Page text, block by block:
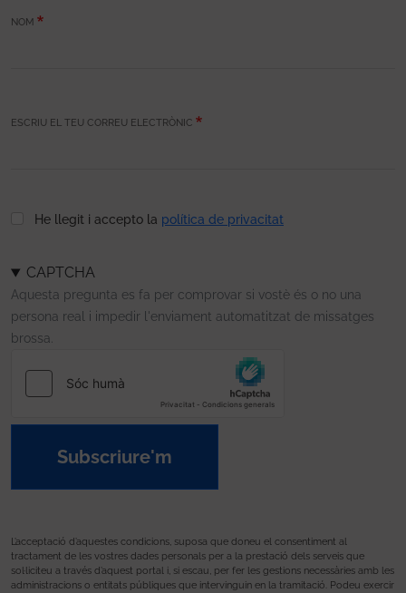
NOM
ESCRIU EL TEU CORREU ELECTRÒNIC
He llegit i accepto la política de privacitat
CAPTCHA
Aquesta pregunta es fa per comprovar si vostè és o no una
persona real i impedir l'enviament automatitzat de missatges
brossa.
Subscriure'm
L’acceptació d’aquestes condicions, suposa que doneu el consentiment al
tractament de les vostres dades personals per a la prestació dels serveis que
sol·liciteu a través d’aquest portal i, si escau, per fer les gestions necessàries amb les
administracions o entitats públiques que intervinguin en la tramitació. Podeu exercir